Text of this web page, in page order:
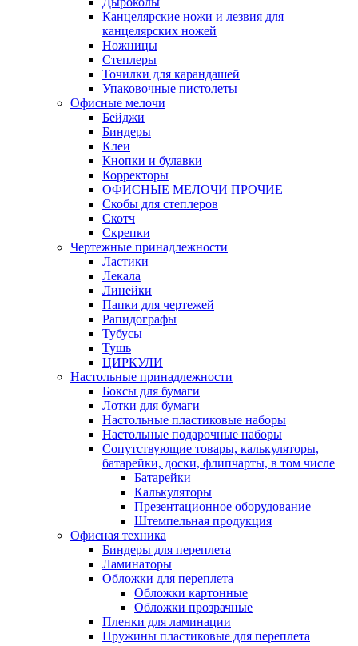
Канцелярские ножи и лезвия для
канцелярских ножей
Ножницы
Степлеры
Точилки для карандашей
Упаковочные пистолеты
Офисные мелочи
Бейджи
Биндеры
Клеи
Кнопки и булавки
Корректоры
ОФИСНЫЕ МЕЛОЧИ ПРОЧИЕ
Скобы для степлеров
Скотч
Скрепки
Чертежные принадлежности
Ластики
Лекала
Линейки
Папки для чертежей
Рапидографы
Тубусы
Тушь
ЦИРКУЛИ
Настольные принадлежности
Боксы для бумаги
Лотки для бумаги
Настольные пластиковые наборы
Настольные подарочные наборы
Сопутствующие товары, калькуляторы,
батарейки, доски, флипчарты, в том числе
Батарейки
Калькуляторы
Презентационное оборудование
Штемпельная продукция
Офисная техника
Биндеры для переплета
Ламинаторы
Обложки для переплета
Обложки картонные
Обложки прозрачные
Пленки для ламинации
Пружины пластиковые для переплета